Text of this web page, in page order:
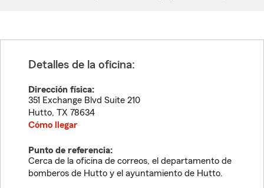
Detalles de la oficina:
Dirección física:
351 Exchange Blvd Suite 210
Hutto, TX 78634
Cómo llegar
Punto de referencia:
Cerca de la oficina de correos, el departamento de
bomberos de Hutto y el ayuntamiento de Hutto.